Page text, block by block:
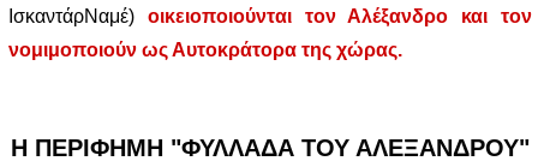
ΙσκαντάρΝαμέ) οικειοποιούνται τον Αλέξανδρο και τον
νομιμοποιούν ως Αυτοκράτορα της χώρας.
Η ΠΕΡΙΦΗΜΗ "ΦΥΛΛΑΔΑ ΤΟΥ ΑΛΕΞΑΝΔΡΟΥ"